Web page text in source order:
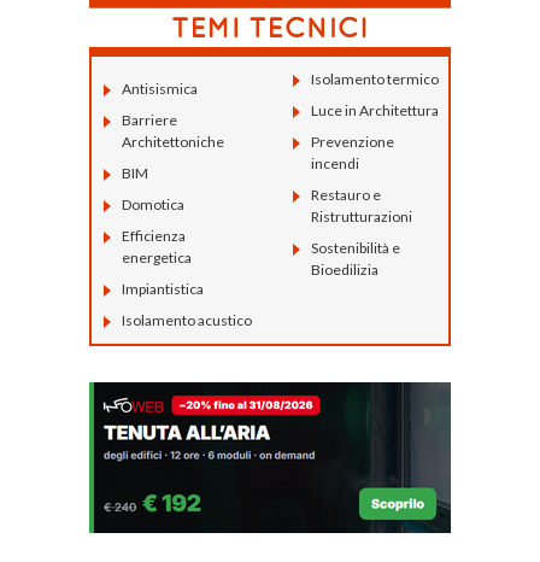
Antisismica
Barriere
Architettoniche
BIM
Domotica
Efficienza
energetica
Impiantistica
Isolamento acustico
Isolamento termico
Luce in Architettura
Prevenzione
incendi
Restauro e
Ristrutturazioni
Sostenibilità e
Bioedilizia